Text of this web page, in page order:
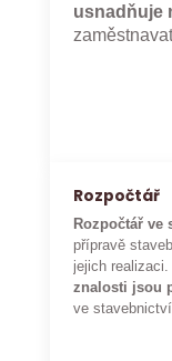
usnadňuje
Rozpočtář
Rozpočtář ve
přípravě
jejich
znalosti jsou
ve